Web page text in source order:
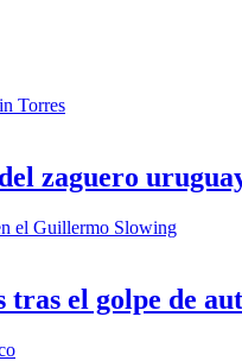
Torres
zaguero
el Guillermo Slowing
el golpe de